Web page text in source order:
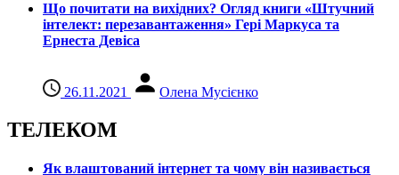
Що почитати на вихідних? Огляд книги «Штучний
інтелект: перезавантаження» Гері Маркуса та
Ернеста Девіса
26.11.2021 Олена Мусієнко
ТЕЛЕКОМ
Як влаштований інтернет та чому він називається